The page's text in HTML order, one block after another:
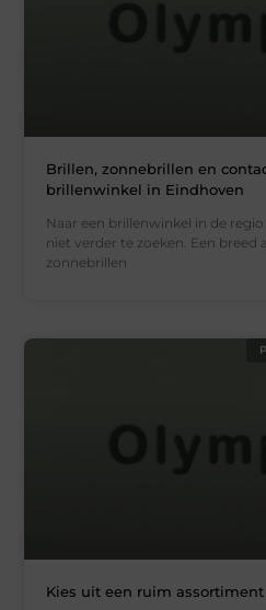
Brillen, zonnebrillen en
brillenwinkel in Eindhoven
Naar een brillenwinkel in de
niet verder te zoeken. Een breed
zonnebrillen
Kies uit een ruim